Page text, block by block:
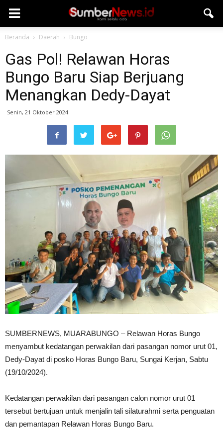
Beranda Daerah Bungo
Gas Pol! Relawan Horas
Bungo Baru Siap Berjuang
Menangkan Dedy-Dayat
Senin, 21 Oktober 2024
SUMBERNEWS, MUARABUNGO – Relawan Horas Bungo
menyambut kedatangan perwakilan dari pasangan nomor urut 01,
Dedy-Dayat di posko Horas Bungo Baru, Sungai Kerjan, Sabtu
(19/10/2024).
Kedatangan perwakilan dari pasangan calon nomor urut 01
tersebut bertujuan untuk menjalin tali silaturahmi serta penguatan
dan pemantapan Relawan Horas Bungo Baru.